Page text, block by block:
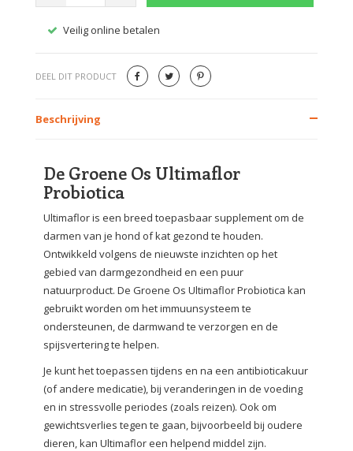
Veilig online betalen
DEEL DIT PRODUCT
Beschrijving
De Groene Os Ultimaflor
Probiotica
Ultimaflor is een breed toepasbaar supplement om de
darmen van je hond of kat gezond te houden.
Ontwikkeld volgens de nieuwste inzichten op het
gebied van darmgezondheid en een puur
natuurproduct. De Groene Os Ultimaflor Probiotica kan
gebruikt worden om het immuunsysteem te
ondersteunen, de darmwand te verzorgen en de
spijsvertering te helpen.
Je kunt het toepassen tijdens en na een antibioticakuur
(of andere medicatie), bij veranderingen in de voeding
en in stressvolle periodes (zoals reizen). Ook om
gewichtsverlies tegen te gaan, bijvoorbeeld bij oudere
dieren, kan Ultimaflor een helpend middel zijn.